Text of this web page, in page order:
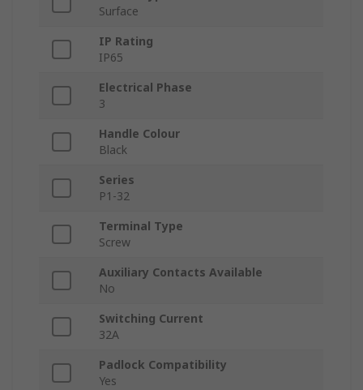
Surface
IP Rating
IP65
Electrical Phase
3
Handle Colour
Black
Series
P1-32
Terminal Type
Screw
Auxiliary Contacts Available
No
Switching Current
32A
Padlock Compatibility
Yes